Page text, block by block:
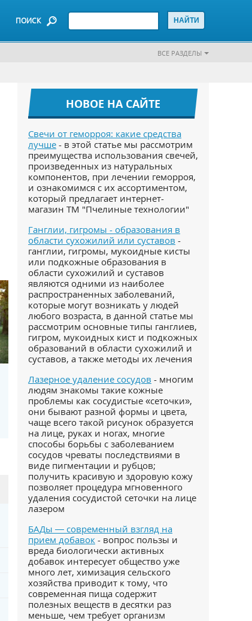
ПОИСК
ВСЕ РАЗДЕЛЫ
НОВОЕ НА САЙТЕ
Свечи от геморроя: какие средства
лучше - в этой статье мы рассмотрим
преимущества использования свечей,
произведенных из натуральных
компонентов, при лечении геморроя,
и ознакомимся с их ассортиментом,
который предлагает интернет-
магазин ТМ "Пчелиные технологии"
Ганглии, гигромы - образования в
области сухожилий или суставов -
ганглии, гигромы, мукоидные кисты
или подкожные образования в
области сухожилий и суставов
являются одними из наиболее
распространенных заболеваний,
которые могут возникать у людей
любого возраста, в данной статье мы
рассмотрим основные типы ганглиев,
гигром, мукоидных кист и подкожных
образований в области сухожилий и
суставов, а также методы их лечения
Лазерное удаление сосудов - многим
людям знакомы такие кожные
проблемы как сосудистые «сеточки»,
они бывают разной формы и цвета,
чаще всего такой рисунок образуется
на лице, руках и ногах, многие
способы борьбы с заболеванием
сосудов чреваты последствиями в
виде пигментации и рубцов;
получить красивую и здоровую кожу
позволяет процедура мгновенного
удаления сосудистой сеточки на лице
лазером
БАДы — современный взгляд на
прием добавок - вопрос пользы и
вреда биологически активных
добавок интересует общество уже
много лет, химизация сельского
хозяйства приводит к тому, что
современная пища содержит
полезных веществ в десятки раз
меньше, чем требует организм